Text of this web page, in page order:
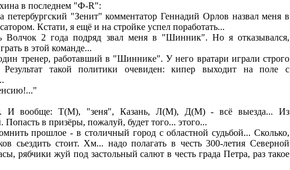
в последнем "Ф-R":
петербургский "Зенит" комментатор Геннадий Орлов назвал меня в
Кстати, я ещё и на стройке успел поработать...
Волчок 2 года подряд звал меня в "Шинник". Но я отказывался,
в этой команде...
тренер, работавший в "Шиннике". У него вратари играли строго
такой политики очевиден: кипер выходит на поле с
И вообще: Т(М), "зеня", Казань, Л(М), Д(М) - всё выезда... Из
Попасть в призёры, пожалуй, будет того... этого...
прошлое - в столичный город с областной судьбой... Сколько,
сьездить стоит. Хм... надо полагать в честь 300-летия Северной
рябчики жуй под застольный салют в честь града Петра, раз такое